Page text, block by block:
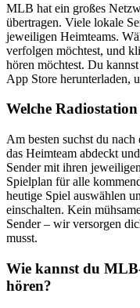
MLB hat ein großes
übertragen. Viele lokale
jeweiligen Heimteams.
verfolgen möchtest, und
hören möchtest. Du
App Store herunterladen,
Welche
Am besten suchst du
das Heimteam abdeckt
Sender mit ihren
Spielplan für alle
heutige Spiel auswählen
einschalten. Kein
Sender – wir versorgen
musst.
Wie kannst du
hören?